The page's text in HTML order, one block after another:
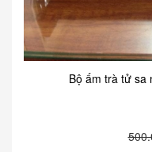
Bộ ấm trà tử sa